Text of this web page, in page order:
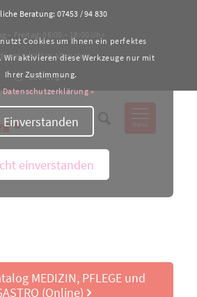
Beratung: 07453 / 94 830
in Altensteig
B2B-Login
MEDIZIN, PFLEGE und
(Online)
Cookies um Ihnen ein perfektes
Wir aktivieren diese Werkzeuge nur mit
Ihrer Zustimmung.
Datenschutzerklärung »
Einverstanden
einverstanden